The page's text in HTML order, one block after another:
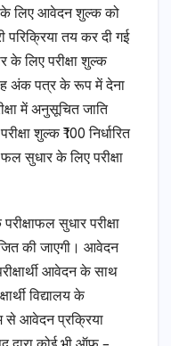
के लिए आवेदन शुल्क को
तय कर दी गई
के लिए परीक्षा शुल्क
सह अंक पत्र के रूप में देना
में अनुसूचित जाति
शुल्क ₹100 निर्धारित
सुधार के लिए परीक्षा
सुधार परीक्षा
की जाएगी। आवेदन
आवेदन के साथ
विद्यालय के
से आवेदन प्रक्रिया